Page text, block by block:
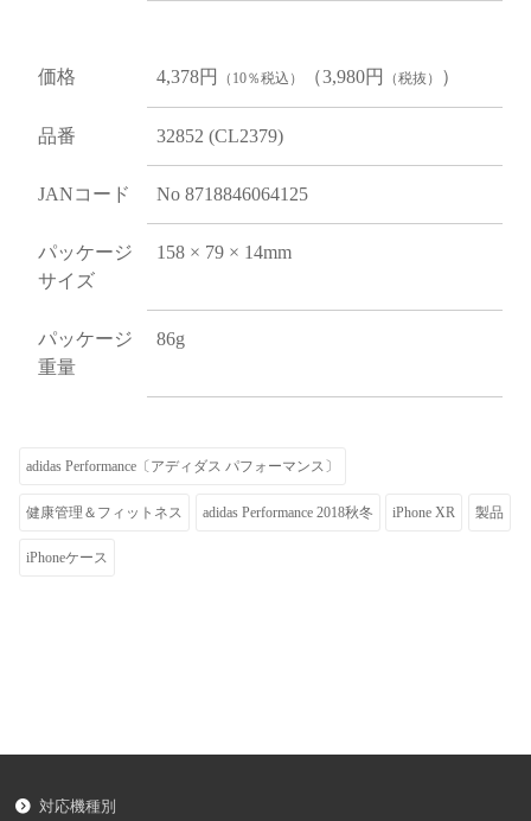
価格 4,378円 （10％税込） （3,980円 （税抜） ）
品番 32852 (CL2379)
JANコード No 8718846064125
パッケージ
サイズ
158 × 79 × 14mm
パッケージ
重量
86g
adidas Performance〔アディダス パフォーマンス〕
健康管理＆フィットネス adidas Performance 2018秋冬 iPhone XR 製品
iPhoneケース
対応機種別